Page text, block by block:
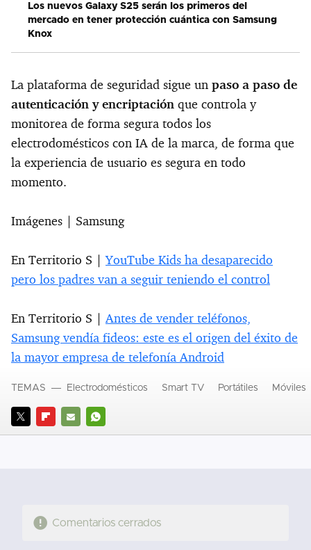
Los nuevos Galaxy S25 serán los primeros del
mercado en tener protección cuántica con Samsung
Knox
La plataforma de seguridad sigue un paso a paso de
autenticación y encriptación que controla y
monitorea de forma segura todos los
electrodomésticos con IA de la marca, de forma que
la experiencia de usuario es segura en todo
momento.
Imágenes | Samsung
En Territorio S |YouTube Kids ha desaparecido
pero los padres van a seguir teniendo el control
En Territorio S |Antes de vender teléfonos,
Samsung vendía fideos: este es el origen del éxito de
la mayor empresa de telefonía Android
TWITTERFLIPBOARD
E- WHATSAPP
TEMAS Electrodomésticos Smart TV Portátiles Móviles
Comentarios cerrados